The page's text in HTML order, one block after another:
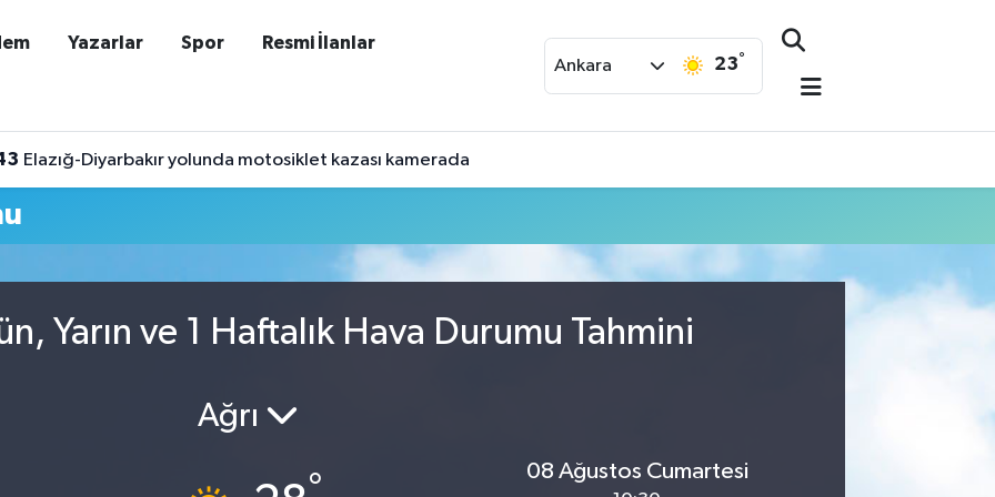
Yazarlar Spor Resmi İlanlar
Ankara 23°
Elazığ-Diyarbakır yolunda motosiklet kazası kamerada
Yarın ve 1 Haftalık Hava Durumu Tahmini
Ağrı
°
08 Ağustos Cumartesi